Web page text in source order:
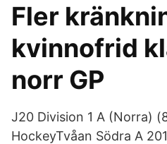
Fler
kvinnofrid
norr GP
J20 Division 1 A (Norra)
HockeyTvåan Södra A